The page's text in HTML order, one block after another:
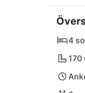
detta
4
170